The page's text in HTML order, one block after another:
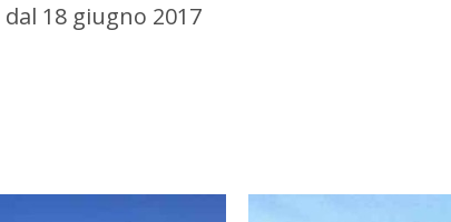
dal 18 giugno 2017